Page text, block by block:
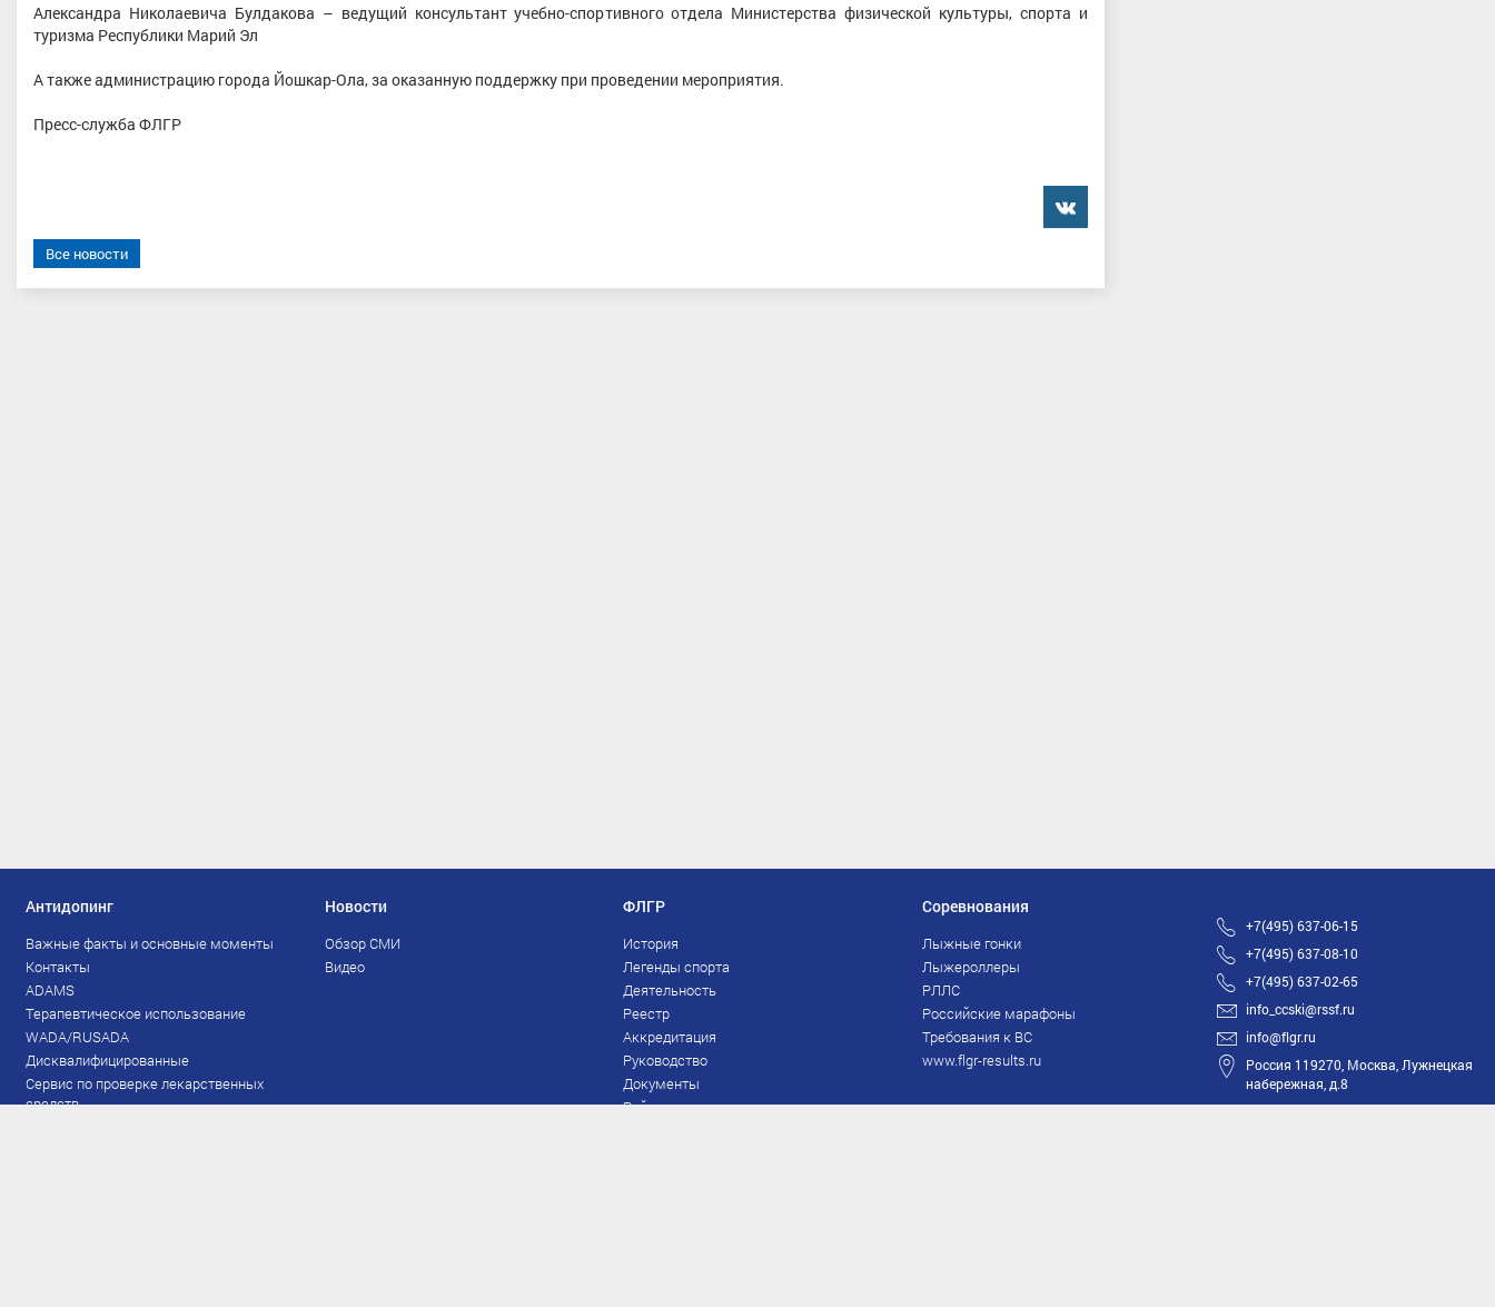
Александра Николаевича Булдакова – ведущий консультант учебно-спортивного отдела Министерства физической культуры, спорта и
туризма Республики Марий Эл
А также администрацию города Йошкар-Ола, за оказанную поддержку при проведении мероприятия.
Пресс-служба ФЛГР
���������
Все новости
Антидопинг
Важные факты и основные моменты
Контакты
ADAMS
Терапевтическое использование
WADA/RUSADA
Дисквалифицированные
Сервис по проверке лекарственных
средств
Новости
Обзор СМИ
Видео
ФЛГР
История
Легенды спорта
Деятельность
Реестр
Аккредитация
Руководство
Документы
Рейтинг
Соревнования
Лыжные гонки
Лыжероллеры
РЛЛС
Российские марафоны
Требования к ВС
www.flgr-results.ru
+7(495) 637-06-15
+7(495) 637-08-10
+7(495) 637-02-65
info_ccski@rssf.ru
info@flgr.ru
Россия 119270, Москва, Лужнецкая
набережная, д.8